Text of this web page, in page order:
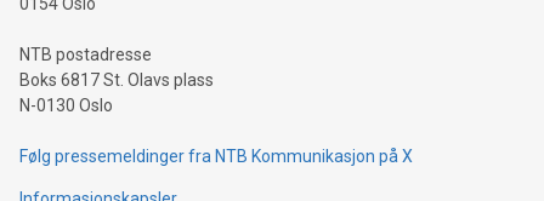
NTB postadresse
Boks 6817 St. Olavs plass
N-0130 Oslo
Følg pressemeldinger fra NTB Kommunikasjon på X